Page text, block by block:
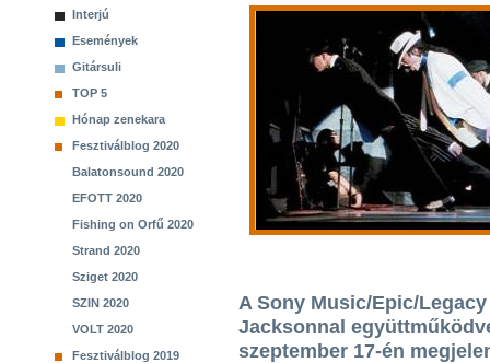
Interjú
Események
Gitársuli
TOP 5
Hónap zenekara
Fesztiválblog 2020
Balatonsound 2020
EFOTT 2020
Fishing on Orfű 2020
Strand 2020
Sziget 2020
SZIN 2020
VOLT 2020
Fesztiválblog 2019
A Sony Music/Epic/
Jacksonnal
szeptember 17-én